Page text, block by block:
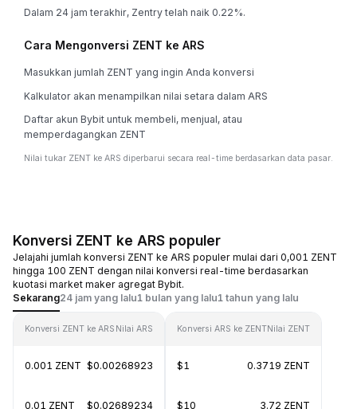
Dalam 24 jam terakhir, Zentry telah naik 0.22%.
Cara Mengonversi ZENT ke ARS
Masukkan jumlah ZENT yang ingin Anda konversi
Kalkulator akan menampilkan nilai setara dalam ARS
Daftar akun Bybit untuk membeli, menjual, atau
memperdagangkan ZENT
Nilai tukar ZENT ke ARS diperbarui secara real-time berdasarkan data pasar.
Konversi ZENT ke ARS populer
Jelajahi jumlah konversi ZENT ke ARS populer mulai dari 0,001 ZENT
hingga 100 ZENT dengan nilai konversi real-time berdasarkan
kuotasi market maker agregat Bybit.
Sekarang24 jam yang lalu1 bulan yang lalu1 tahun yang lalu
Konversi ZENT ke ARS Nilai ARS
0.001 ZENT $0.00268923
0.01 ZENT $0.02689234
Konversi ARS ke ZENTNilai ZENT
$1 0.3719 ZENT
$10 3.72 ZENT